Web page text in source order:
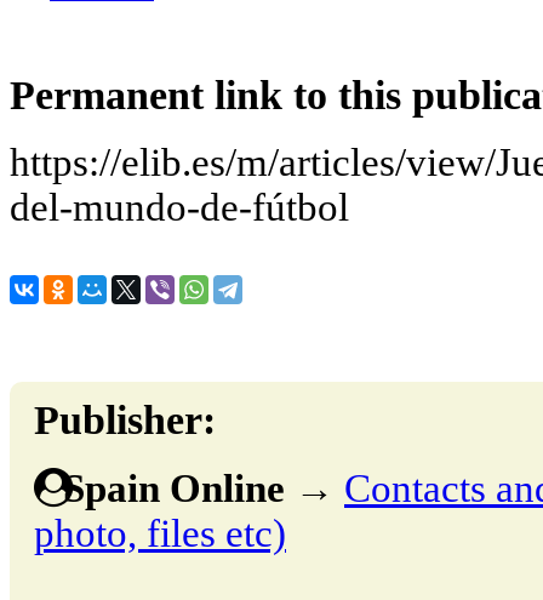
Permanent link to this
https://elib.es/m/articles/view/
del-mundo-de-fútbol
Publisher:
Spain Online → Contacts
photo, files etc)